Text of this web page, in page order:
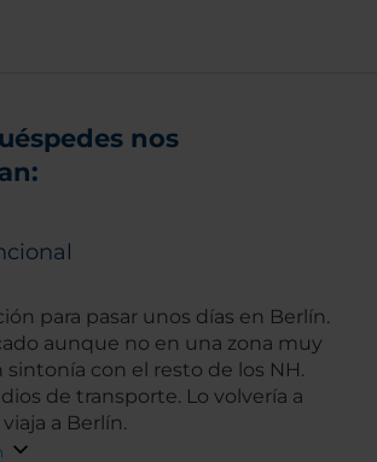
nos
para pasar unos días en Berlín.
aunque no en una zona muy
sintonía con el resto de los NH.
de transporte. Lo volvería a
a Berlín.